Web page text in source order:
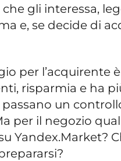
gli interessa,
e, se decide di
per l’acquirente
risparmia e ha
un
per il negozio
Yandex.Market?